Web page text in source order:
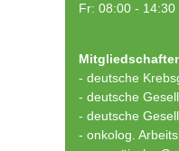
Fr: 08:00 - 14:30
- deutsche
- deutsche
- deutsche
- onkolog.